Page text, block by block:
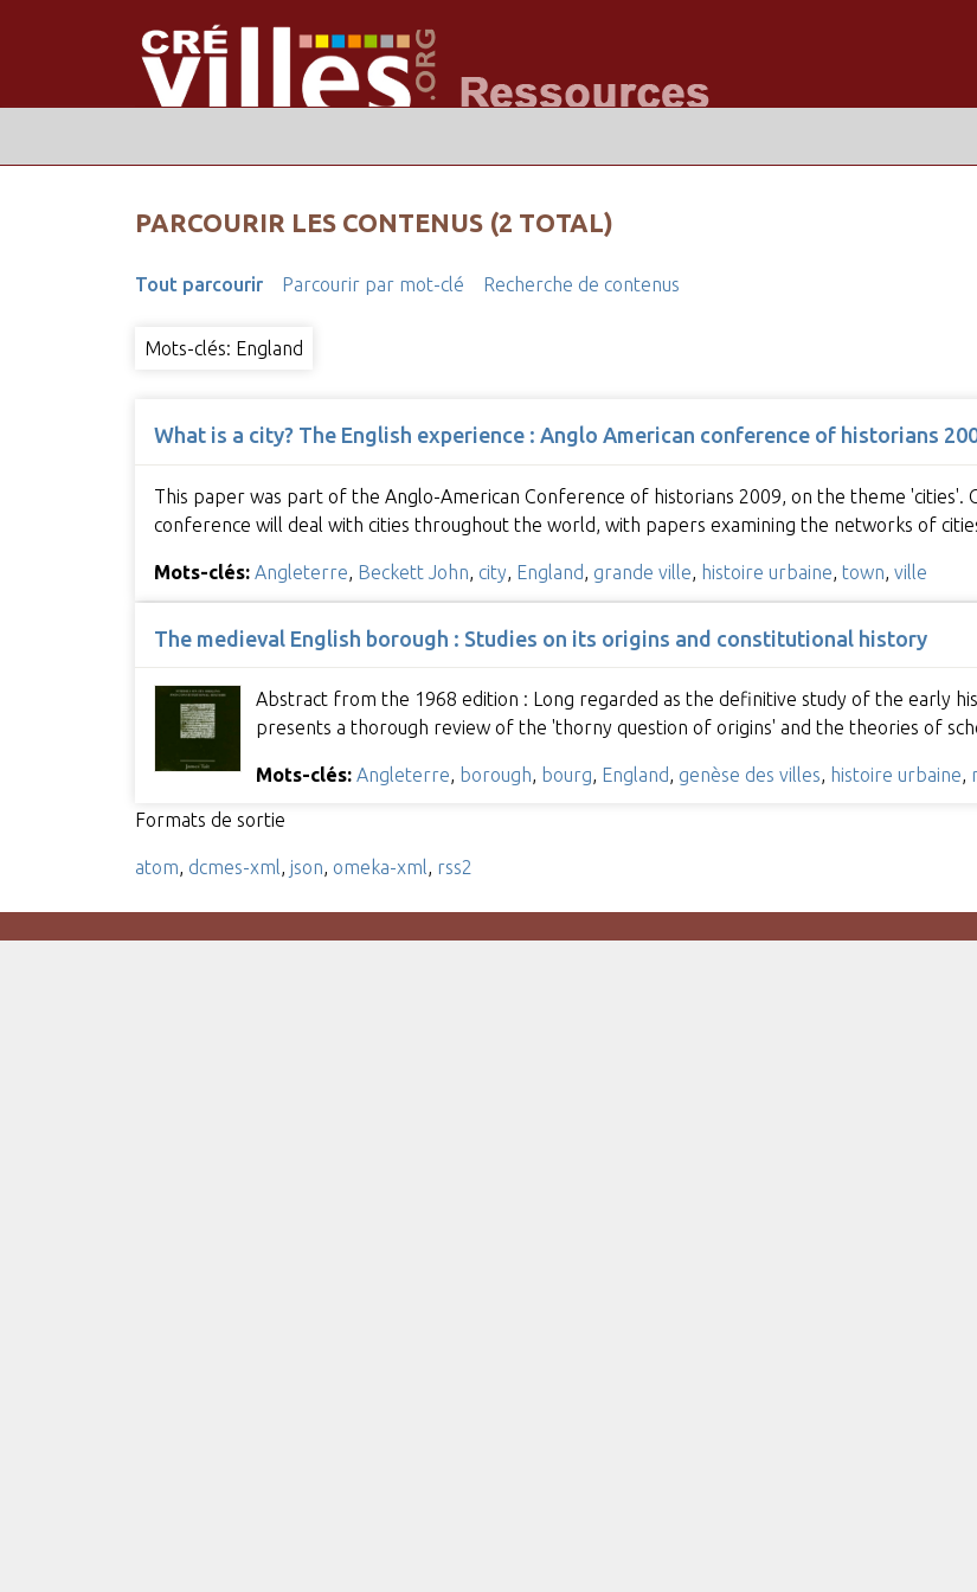
PARCOURIR LES CONTENUS (2 TOTAL)
Tout parcourir Parcourir par mot-clé Recherche de contenus
Mots-clés: England
What is a city? The English experience : Anglo American conference of historians
This paper was part of the Anglo-American Conference of historians 2009, on the theme 'cities'.
conference will deal with cities throughout the world, with papers examining the networks of
Mots-clés: Angleterre Beckett John city England grande ville histoire urbaine town ville
The medieval English borough : Studies on its origins and constitutional history
Abstract from the 1968 edition : Long regarded as the definitive study of the early
presents a thorough review of the 'thorny question of origins' and the theories of
Mots-clés: Angleterre, borough, bourg, England, genèse des villes, histoire urbaine,
Formats de sortie
atom, dcmes-xml, json, omeka-xml, rss2